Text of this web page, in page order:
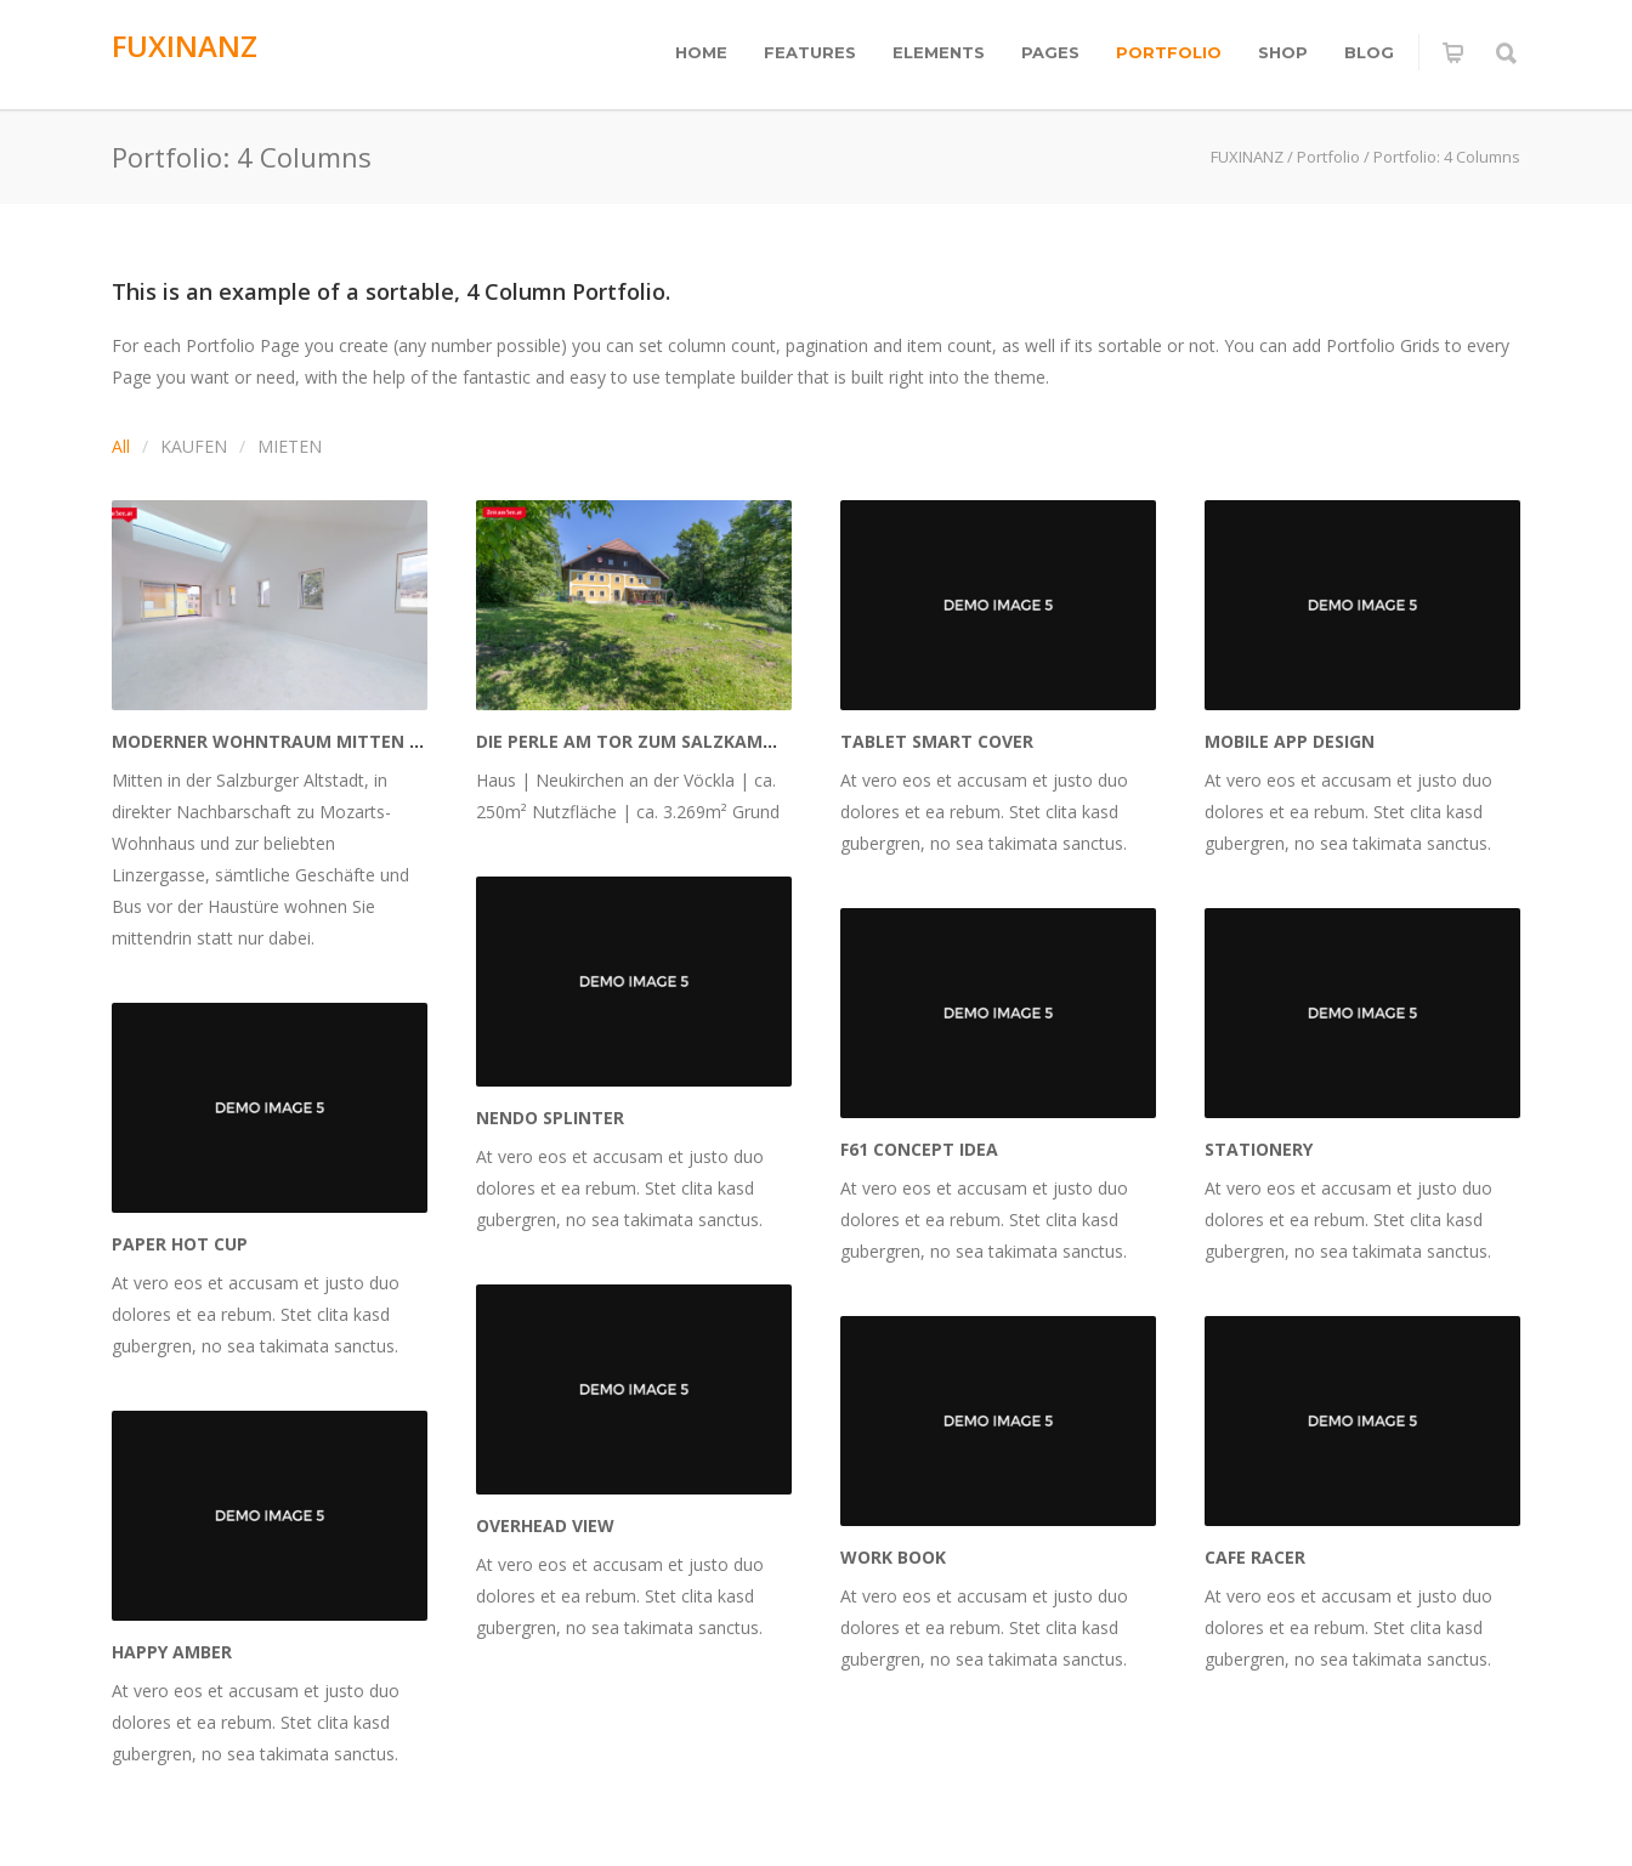
FUXINANZ HOME FEATURES ELEMENTS PAGES PORTFOLIO SHOP BLOG
Portfolio: 4 Columns FUXINANZ/ Portfolio / Portfolio: 4 Columns
This is an example of a sortable, 4 Column Portfolio.
For each Portfolio Page you create (any number possible) you can set column count, pagination and item count, as well if its sortable or not. You can add Portfolio Grids to every
Page you want or need, with the help of the fantastic and easy to use template builder that is built right into the theme.
All KAUFEN MIETEN
MODERNER WOHNTRAUM MITTEN IN SALZBURGS ALTSTADT
Mitten in der Salzburger Altstadt, in
direkter Nachbarschaft zu Mozarts-
Wohnhaus und zur beliebten
Linzergasse, sämtliche Geschäfte und
Bus vor der Haustüre wohnen Sie
mittendrin statt nur dabei.
DIE PERLE AM TOR ZUM SALZKAMMERGUT – IHR BAUERNSACHERL
Haus | Neukirchen an der Vöckla | ca.
250m² Nutzfläche | ca. 3.269m² Grund
TABLET SMART COVER
At vero eos et accusam et justo duo
dolores et ea rebum. Stet clita kasd
gubergren, no sea takimata sanctus.
MOBILE APP DESIGN
At vero eos et accusam et justo duo
dolores et ea rebum. Stet clita kasd
gubergren, no sea takimata sanctus.
NENDO SPLINTER
At vero eos et accusam et justo duo
dolores et ea rebum. Stet clita kasd
gubergren, no sea takimata sanctus.
F61 CONCEPT IDEA
At vero eos et accusam et justo duo
dolores et ea rebum. Stet clita kasd
gubergren, no sea takimata sanctus.
STATIONERY
At vero eos et accusam et justo duo
dolores et ea rebum. Stet clita kasd
gubergren, no sea takimata sanctus.
PAPER HOT CUP
At vero eos et accusam et justo duo
dolores et ea rebum. Stet clita kasd
gubergren, no sea takimata sanctus.
OVERHEAD VIEW
At vero eos et accusam et justo duo
dolores et ea rebum. Stet clita kasd
gubergren, no sea takimata sanctus.
WORK BOOK
At vero eos et accusam et justo duo
dolores et ea rebum. Stet clita kasd
gubergren, no sea takimata sanctus.
CAFE RACER
At vero eos et accusam et justo duo
dolores et ea rebum. Stet clita kasd
gubergren, no sea takimata sanctus.
HAPPY AMBER
At vero eos et accusam et justo duo
dolores et ea rebum. Stet clita kasd
gubergren, no sea takimata sanctus.